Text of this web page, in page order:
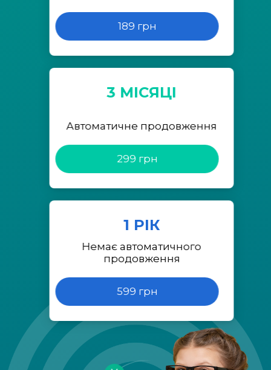
189 грн
3 МІСЯЦІ
Автоматичне продовження
299 грн
1 РІК
Немає автоматичного
продовження
599 грн